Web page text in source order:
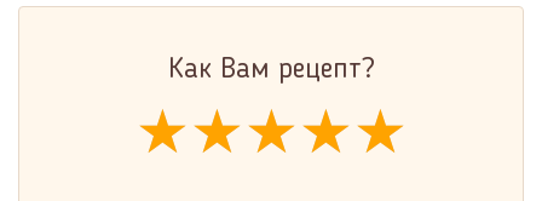
Как Вам рецепт?
★★★★★
★★★★★
★★★★★